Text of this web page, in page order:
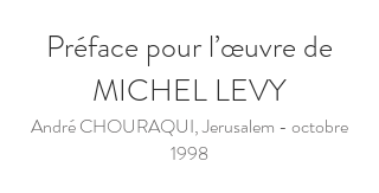
Préface pour l’œuvre de
MICHEL LEVY
André CHOURAQUI, Jerusalem - octobre
1998